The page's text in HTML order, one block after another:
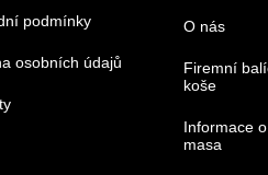
podmínky
osobních údajů
O nás
Firemní
koše
Informace
masa